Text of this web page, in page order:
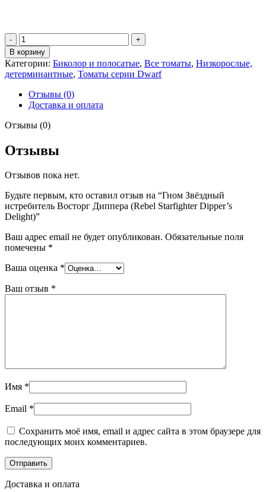
Количество
товара
Гном
Звёздный
истребитель
Восторг
Диппера
(Rebel
Starfighter
В корзину
Категории: Биколор и полосатые, Все томаты, Низкорослые,
детерминантные, Томаты серии Dwarf
Отзывы (0)
Доставка и оплата
Отзывы (0)
Отзывы
Отзывов пока нет.
Будьте первым, кто оставил отзыв на “Гном Звёздный
истребитель Восторг Диппера (Rebel Starfighter Dipper’s
Delight)”
Ваш адрес email не будет опубликован. Обязательные поля
помечены *
Ваша оценка *
Ваш отзыв *
Имя *
Email *
Сохранить моё имя, email и адрес сайта в этом браузере для
последующих моих комментариев.
Доставка и оплата